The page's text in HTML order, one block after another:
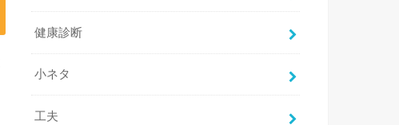
健康診断
小ネタ
工夫